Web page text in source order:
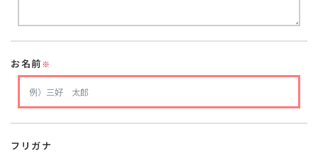
お名前※
フリガナ